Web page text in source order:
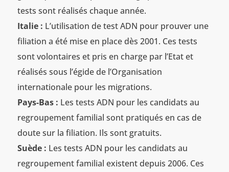
tests sont réalisés chaque année.
Italie : L’utilisation de test ADN pour prouver une
filiation a été mise en place dès 2001. Ces tests
sont volontaires et pris en charge par l’Etat et
réalisés sous l’égide de l’Organisation
internationale pour les migrations.
Pays-Bas : Les tests ADN pour les candidats au
regroupement familial sont pratiqués en cas de
doute sur la filiation. Ils sont gratuits.
Suède : Les tests ADN pour les candidats au
regroupement familial existent depuis 2006. Ces